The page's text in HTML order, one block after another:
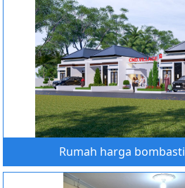
Rumah harga